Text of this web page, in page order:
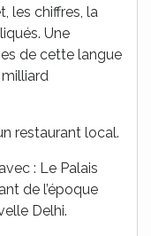
les chiffres, la
Une
de cette langue
restaurant local.
: Le Palais
de l’époque
Delhi.